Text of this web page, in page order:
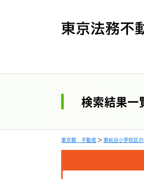
検索結果一
東京都 不動産 ＞ 東糀谷小学校区